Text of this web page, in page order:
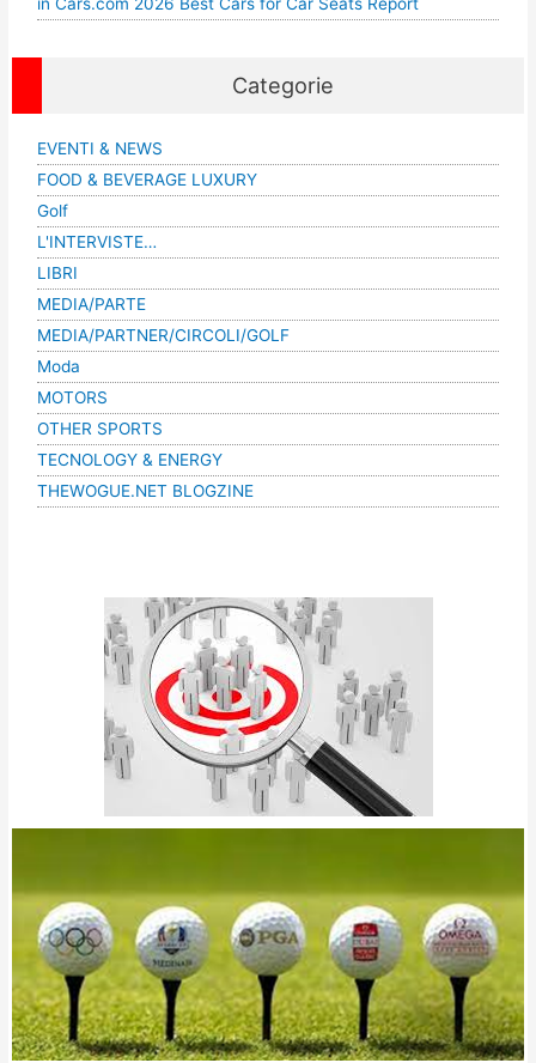
in Cars.com 2026 Best Cars for Car Seats Report
Categorie
EVENTI & NEWS
FOOD & BEVERAGE LUXURY
Golf
L'INTERVISTE…
LIBRI
MEDIA/PARTE
MEDIA/PARTNER/CIRCOLI/GOLF
Moda
MOTORS
OTHER SPORTS
TECNOLOGY & ENERGY
THEWOGUE.NET BLOGZINE